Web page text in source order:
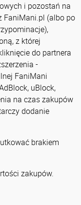
i pozostań na
FaniMani.pl (albo po
z której
do partnera
-
FaniMani
uBlock,
na czas zakupów
dodanie
brakiem
zakupów.